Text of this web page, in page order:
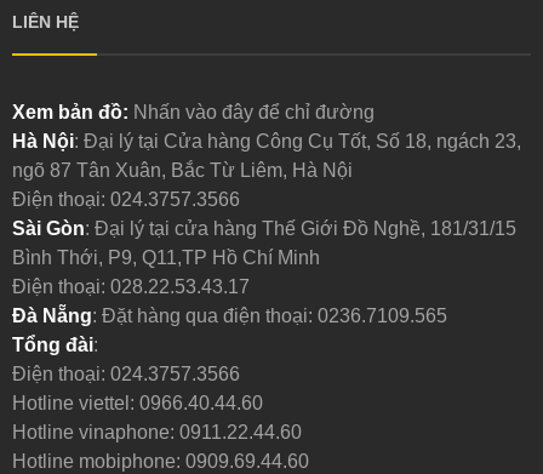
LIÊN HỆ
Xem bản đồ: Nhấn vào đây để chỉ đường
Hà Nội: Đại lý tại Cửa hàng Công Cụ Tốt, Số 18, ngách 23,
ngõ 87 Tân Xuân, Bắc Từ Liêm, Hà Nội
Điện thoại: 024.3757.3566
Sài Gòn: Đại lý tại cửa hàng Thế Giới Đồ Nghề, 181/31/15
Bình Thới, P9, Q11,TP Hồ Chí Minh
Điện thoại: 028.22.53.43.17
Đà Nẵng: Đặt hàng qua điện thoại: 0236.7109.565
Tổng đài:
Điện thoại: 024.3757.3566
Hotline viettel: 0966.40.44.60
Hotline vinaphone: 0911.22.44.60
Hotline mobiphone: 0909.69.44.60